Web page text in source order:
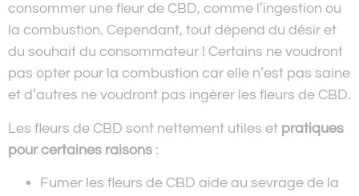
consommer une fleur de CBD, comme l’ingestion ou
la combustion. Cependant, tout dépend du désir et
du souhait du consommateur ! Certains ne voudront
pas opter pour la combustion car elle n’est pas saine
et d’autres ne voudront pas ingérer les fleurs de CBD.
Les fleurs de CBD sont nettement utiles et pratiques
pour certaines raisons :
Fumer les fleurs de CBD aide au sevrage de la